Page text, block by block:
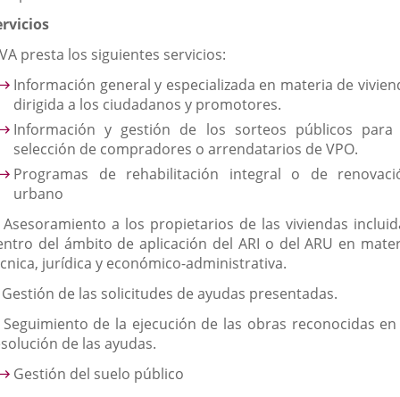
presta los siguientes servicios:
Información general y especializada en materia de
dirigida a los ciudadanos y promotores.
Información y gestión de los sorteos públicos para
selección de compradores o arrendatarios de VPO.
Programas de rehabilitación integral o de
urbano
Asesoramiento a los propietarios de las viviendas
del ámbito de aplicación del ARI o del ARU en
jurídica y económico-administrativa.
de las solicitudes de ayudas presentadas.
Seguimiento de la ejecución de las obras reconocidas
de las ayudas.
Gestión del suelo público